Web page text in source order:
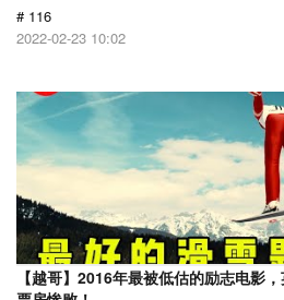
# 116
2022-02-23 10:02
【越哥】2016年最被低估的励志电影